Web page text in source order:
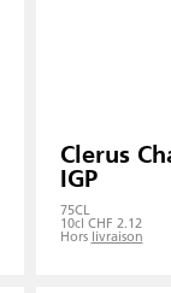
Clerus
IGP
75CL
10cl CHF 2.12
Hors livraison